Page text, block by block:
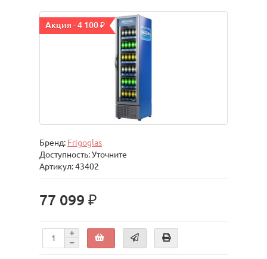
Акция - 4 100 ₽
Бренд: Frigoglas
Доступность: Уточните
Артикул: 43402
77 099 ₽